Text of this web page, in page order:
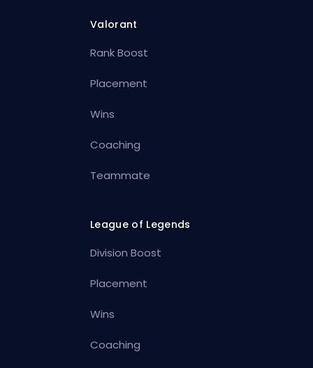
Valorant
Rank Boost
Placement
Wins
Coaching
Teammate
League of Legends
Division Boost
Placement
Wins
Coaching